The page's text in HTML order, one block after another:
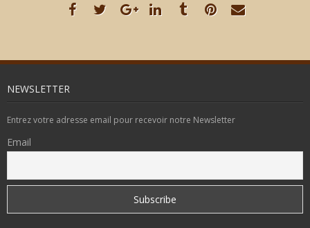
NEWSLETTER
Entrez votre adresse email pour recevoir notre Newsletter
Email